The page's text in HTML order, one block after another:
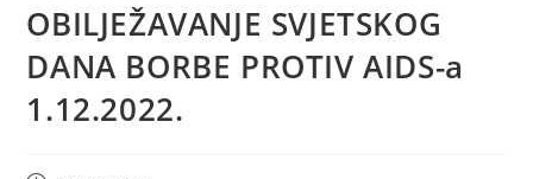
OBILJEŽAVANJE SVJETSKOG
DANA BORBE PROTIV AIDS-a
1.12.2022.